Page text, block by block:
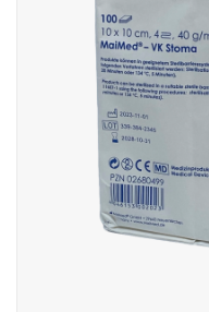
Verzorging & Beauty